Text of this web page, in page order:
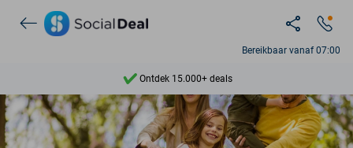
Bereikbaar vanaf 07:00
Ontdek 15.000+ deals
7 dagen per week beschikbaar
10+ miljoen leden